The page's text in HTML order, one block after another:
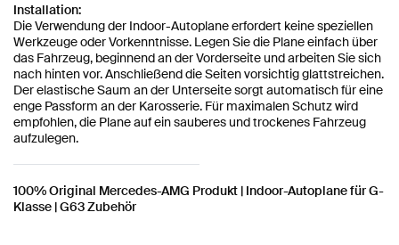
Installation:
Die Verwendung der Indoor-Autoplane erfordert keine speziellen
Werkzeuge oder Vorkenntnisse. Legen Sie die Plane einfach über
das Fahrzeug, beginnend an der Vorderseite und arbeiten Sie sich
nach hinten vor. Anschließend die Seiten vorsichtig glattstreichen.
Der elastische Saum an der Unterseite sorgt automatisch für eine
enge Passform an der Karosserie. Für maximalen Schutz wird
empfohlen, die Plane auf ein sauberes und trockenes Fahrzeug
aufzulegen.
100% Original Mercedes-AMG Produkt | Indoor-Autoplane für G-
Klasse | G63 Zubehör